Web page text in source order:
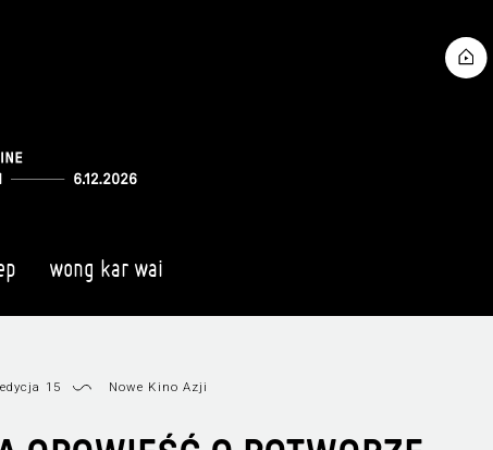
wong kar wai
15 Nowe Kino Azji